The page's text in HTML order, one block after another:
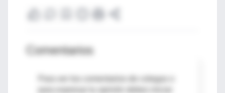
Comentarios
Para ver los comentarios de colegas o